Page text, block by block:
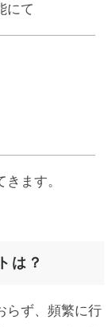
にて
ます。
は？
らず、頻繁に行